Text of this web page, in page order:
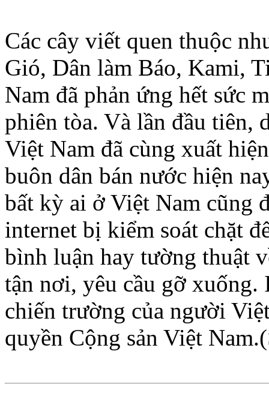
Các cây viết quen thuộc
Gió, Dân làm Báo, Kami,
Nam đã phản ứng hết sức
phiên tòa. Và lần đầu tiên,
Việt Nam đã cùng xuất
buôn dân bán nước hiện
bất kỳ ai ở Việt Nam cũng
internet bị kiểm soát chặt
bình luận hay tường thuật
tận nơi, yêu cầu gỡ xuống.
chiến trường của người
quyền Cộng sản Việt